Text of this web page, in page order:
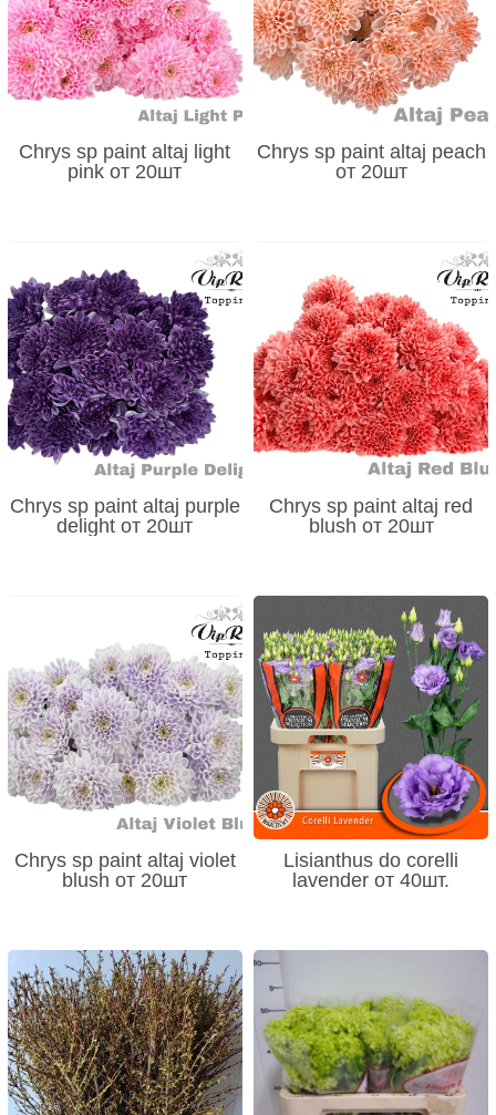
Chrys sp paint altaj light
pink от 20шт
Chrys sp paint altaj peach
от 20шт
Chrys sp paint altaj purple
delight от 20шт
Chrys sp paint altaj red
blush от 20шт
Chrys sp paint altaj violet
blush от 20шт
Lisianthus do corelli
lavender от 40шт.